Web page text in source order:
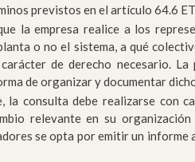
previstos en el artículo 64.6
la empresa realice a los
o no el sistema, a qué
de derecho necesario.
de organizar y documentar
la consulta debe realizarse con
relevante en su
se opta por emitir un informe